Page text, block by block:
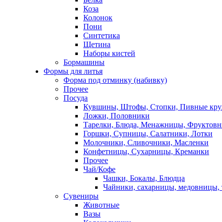
Коза
Колонок
Пони
Синтетика
Щетина
Наборы кистей
Бормашины
Формы для литья
Форма под отминку (набивку)
Прочее
Посуда
Кувшины, Штофы, Стопки, Пивные
Ложки, Половники
Тарелки, Блюда, Менажницы,
Горшки, Супницы, Салатники, Лотки
Молочники, Сливочники, Масленки
Конфетницы, Сухарницы, Креманки
Прочее
Чай/Кофе
Чашки, Бокалы, Блюдца
Чайники, сахарницы, медовницы,
Сувениры
Животные
Вазы